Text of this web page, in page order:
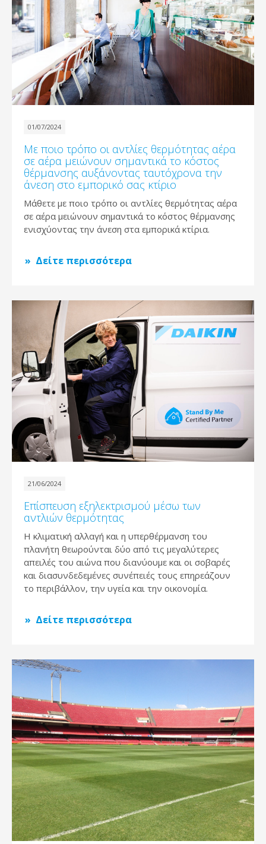
01/07/2024
Με ποιο τρόπο οι αντλίες θερμότητας αέρα
σε αέρα μειώνουν σημαντικά το κόστος
θέρμανσης αυξάνοντας ταυτόχρονα την
άνεση στο εμπορικό σας κτίριο
Μάθετε με ποιο τρόπο οι αντλίες θερμότητας αέρα
σε αέρα μειώνουν σημαντικά το κόστος θέρμανσης
ενισχύοντας την άνεση στα εμπορικά κτίρια.
Δείτε περισσότερα
21/06/2024
Επίσπευση εξηλεκτρισμού μέσω των
αντλιών θερμότητας
Η κλιματική αλλαγή και η υπερθέρμανση του
πλανήτη θεωρούνται δύο από τις μεγαλύτερες
απειλές του αιώνα που διανύουμε και οι σοβαρές
και διασυνδεδεμένες συνέπειές τους επηρεάζουν
το περιβάλλον, την υγεία και την οικονομία.
Δείτε περισσότερα